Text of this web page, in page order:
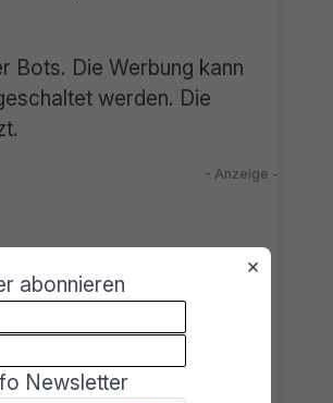
Bots. Die Werbung kann
werden. Die
×
abonnieren
Newsletter